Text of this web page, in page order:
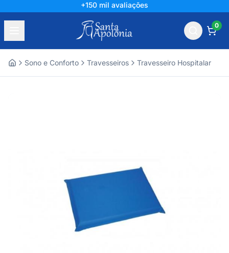
+150 mil avaliações
0
Sono e Conforto Travesseiros Travesseiro Hospitalar